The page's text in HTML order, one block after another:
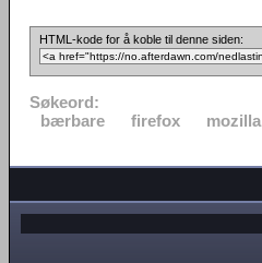
HTML-kode for å koble til denne siden:
Søkeord:
bærbare
firefox mozilla